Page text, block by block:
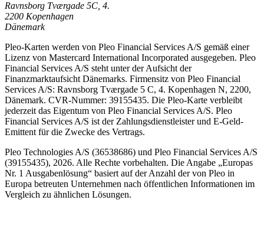
Ravnsborg Tværgade 5C, 4.
2200 Kopenhagen
Dänemark
Pleo-Karten werden von Pleo Financial Services A/S gemäß einer
Lizenz von Mastercard International Incorporated ausgegeben. Pleo
Financial Services A/S steht unter der Aufsicht der
Finanzmarktaufsicht Dänemarks. Firmensitz von Pleo Financial
Services A/S: Ravnsborg Tværgade 5 C, 4. Kopenhagen N, 2200,
Dänemark. CVR-Nummer: 39155435. Die Pleo-Karte verbleibt
jederzeit das Eigentum von Pleo Financial Services A/S. Pleo
Financial Services A/S ist der Zahlungsdienstleister und E-Geld-
Emittent für die Zwecke des Vertrags.
Pleo Technologies A/S (36538686) und Pleo Financial Services A/S
(39155435), 2026. Alle Rechte vorbehalten. Die Angabe „Europas
Nr. 1 Ausgabenlösung“ basiert auf der Anzahl der von Pleo in
Europa betreuten Unternehmen nach öffentlichen Informationen im
Vergleich zu ähnlichen Lösungen.